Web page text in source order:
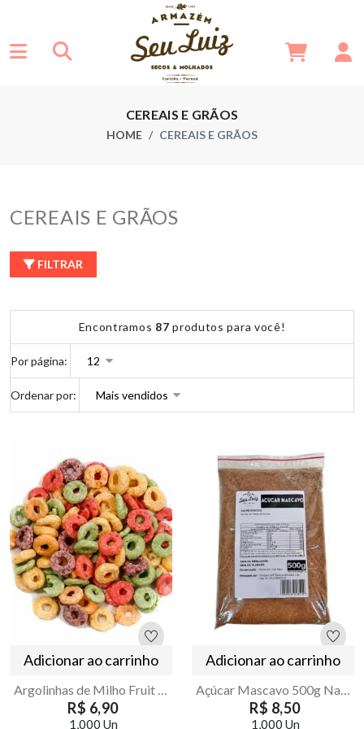
CEREAIS E GRÃOS
HOME CEREAIS E GRÃOS
CEREAIS E GRÃOS
FILTRAR
Encontramos 87 produtos para você!
Por página:
Ordenar por:
Adicionar ao carrinho
R$ 6,90
1,000 Un
Adicionar ao carrinho
R$ 8,50
1,000 Un